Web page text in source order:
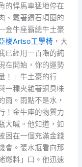
的悍馬車猛地停在
、戴著鑽石項圈的
金牛座霸總牛土豪
梭Artso工學椅 ，大
已經用一百噸的純
在開始，你的運勢
！」牛土豪的行
一種夾雜著銅臭味
雨。雨點不是水，
！金牛座的物質力
大喊。他知道，如
困在一個充滿金錢
會。張水瓶看向那
燃料」口。他迅速